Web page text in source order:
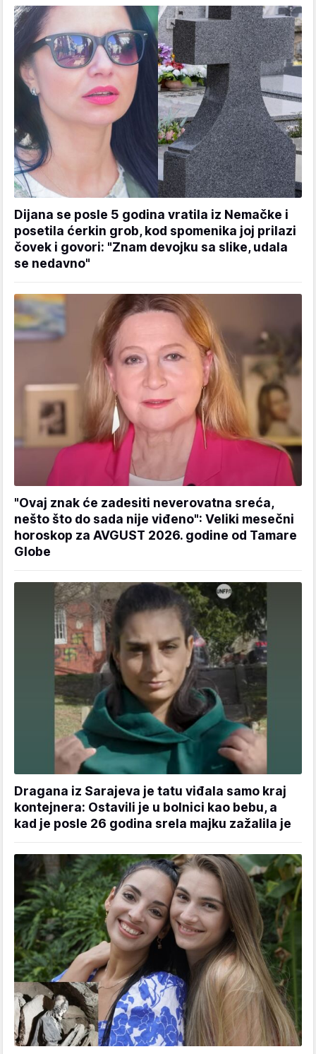
Dijana se posle 5 godina vratila iz Nemačke i
posetila ćerkin grob, kod spomenika joj prilazi
čovek i govori: "Znam devojku sa slike, udala
se nedavno"
"Ovaj znak će zadesiti neverovatna sreća,
nešto što do sada nije viđeno": Veliki mesečni
horoskop za AVGUST 2026. godine od Tamare
Globe
Dragana iz Sarajeva je tatu viđala samo kraj
kontejnera: Ostavili je u bolnici kao bebu, a
kad je posle 26 godina srela majku zažalila je